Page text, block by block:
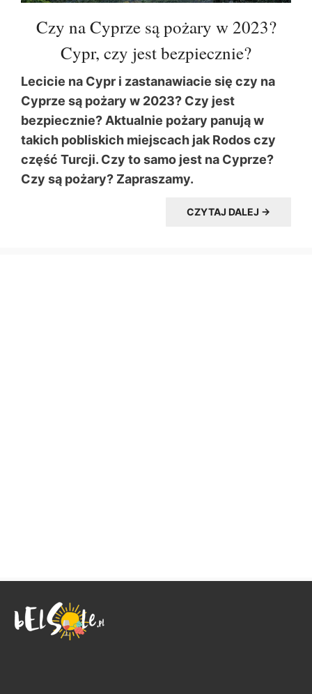
Czy na Cyprze są pożary w 2023?
Cypr, czy jest bezpiecznie?
Lecicie na Cypr i zastanawiacie się czy na
Cyprze są pożary w 2023? Czy jest
bezpiecznie? Aktualnie pożary panują w
takich pobliskich miejscach jak Rodos czy
część Turcji. Czy to samo jest na Cyprze?
Czy są pożary? Zapraszamy.
CZYTAJ DALEJ →